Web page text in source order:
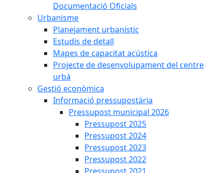
Documentació Oficials
Urbanisme
Planejament urbanístic
Estudis de detall
Mapes de capacitat acústica
Projecte de desenvolupament del centre
urbà
Gestió econòmica
Informació pressupostària
Pressupost municipal 2026
Pressupost 2025
Pressupost 2024
Pressupost 2023
Pressupost 2022